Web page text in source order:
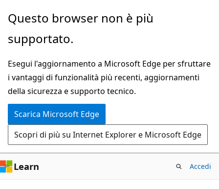
Ignora
passa
contenuto
principale
Questo browser non è più
supportato.
Esegui l'aggiornamento a Microsoft Edge per sfruttare
i vantaggi di funzionalità più recenti, aggiornamenti
della sicurezza e supporto tecnico.
Scarica Microsoft Edge
Scopri di più su Internet Explorer e Microsoft Edge
Learn Accedi